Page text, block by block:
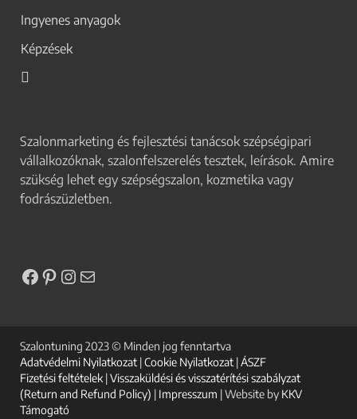
Ingyenes anyagok
Képzések
Szalonmarketing és fejlesztési tanácsok szépségipari
vállalkozóknak, szalonfelszerelés tesztek, leírások. Amire
szükség lehet egy szépségszalon, kozmetika vagy
fodrászüzletben.
Szalontuning 2023 © Minden jog fenntartva
Adatvédelmi Nyilatkozat |Cookie Nyilatkozat |ÁSZF
Fizetési feltételek |Visszaküldési és visszatérítési szabályzat
(Return and Refund Policy) | Impresszum | Website by KKV
Támogató